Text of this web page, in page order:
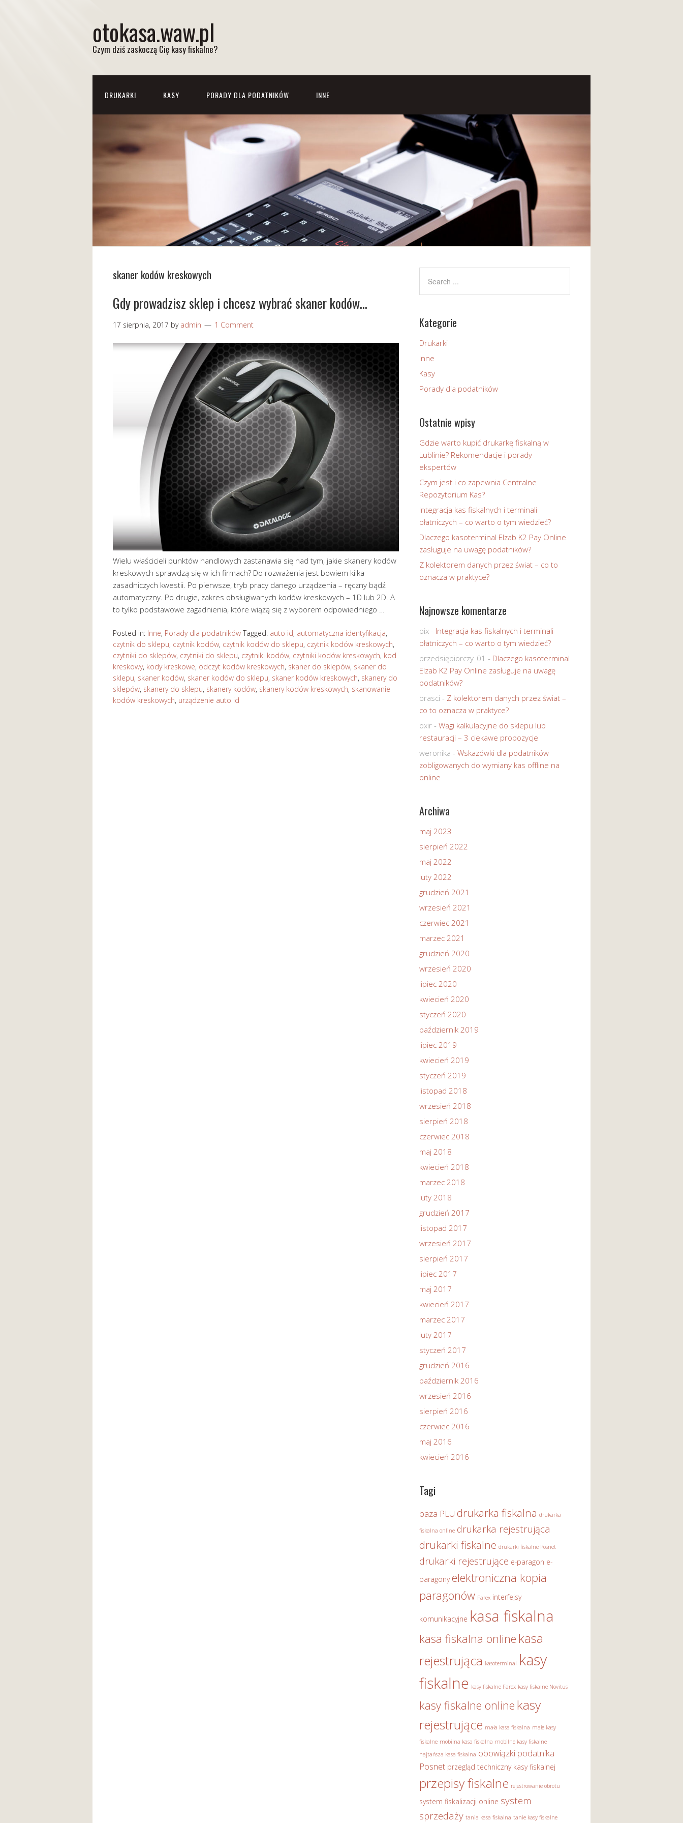
otokasa.waw.pl
Czym dziś zaskoczą Cię kasy fiskalne?
DRUKARKI KASY PORADY DLA PODATNIKÓW INNE
skaner kodów kreskowych
Gdy prowadzisz sklep i chcesz wybrać skaner kodów…
17 sierpnia, 2017 by admin 1 Comment
Wielu właścicieli punktów handlowych zastanawia się nad tym, jakie skanery kodów
kreskowych sprawdzą się w ich firmach? Do rozważenia jest bowiem kilka
zasadniczych kwestii. Po pierwsze, tryb pracy danego urządzenia – ręczny bądź
automatyczny. Po drugie, zakres obsługiwanych kodów kreskowych – 1D lub 2D. A
to tylko podstawowe zagadnienia, które wiążą się z wyborem odpowiedniego …
Posted in: Inne, Porady dla podatników Tagged: auto id, automatyczna identyfikacja,
czytnik do sklepu, czytnik kodów, czytnik kodów do sklepu, czytnik kodów kreskowych,
czytniki do sklepów, czytniki do sklepu, czytniki kodów, czytniki kodów kreskowych, kod
kreskowy, kody kreskowe, odczyt kodów kreskowych, skaner do sklepów, skaner do
sklepu, skaner kodów, skaner kodów do sklepu, skaner kodów kreskowych, skanery do
sklepów, skanery do sklepu, skanery kodów, skanery kodów kreskowych, skanowanie
kodów kreskowych, urządzenie auto id
Kategorie
Drukarki
Inne
Kasy
Porady dla podatników
Ostatnie wpisy
Gdzie warto kupić drukarkę fiskalną w
Lublinie? Rekomendacje i porady
ekspertów
Czym jest i co zapewnia Centralne
Repozytorium Kas?
Integracja kas fiskalnych i terminali
płatniczych – co warto o tym wiedzieć?
Dlaczego kasoterminal Elzab K2 Pay Online
zasługuje na uwagę podatników?
Z kolektorem danych przez świat – co to
oznacza w praktyce?
Najnowsze komentarze
pix - Integracja kas fiskalnych i terminali
płatniczych – co warto o tym wiedzieć?
przedsiębiorczy_01 - Dlaczego kasoterminal
Elzab K2 Pay Online zasługuje na uwagę
podatników?
brasci - Z kolektorem danych przez świat –
co to oznacza w praktyce?
oxir - Wagi kalkulacyjne do sklepu lub
restauracji – 3 ciekawe propozycje
weronika - Wskazówki dla podatników
zobligowanych do wymiany kas offline na
online
Archiwa
maj 2023
sierpień 2022
maj 2022
luty 2022
grudzień 2021
wrzesień 2021
czerwiec 2021
marzec 2021
grudzień 2020
wrzesień 2020
lipiec 2020
kwiecień 2020
styczeń 2020
październik 2019
lipiec 2019
kwiecień 2019
styczeń 2019
listopad 2018
wrzesień 2018
sierpień 2018
czerwiec 2018
maj 2018
kwiecień 2018
marzec 2018
luty 2018
grudzień 2017
listopad 2017
wrzesień 2017
sierpień 2017
lipiec 2017
maj 2017
kwiecień 2017
marzec 2017
luty 2017
styczeń 2017
grudzień 2016
październik 2016
wrzesień 2016
sierpień 2016
czerwiec 2016
maj 2016
kwiecień 2016
Tagi
baza PLU drukarka fiskalna drukarka
fiskalna online drukarka rejestrująca
drukarki fiskalne drukarki fiskalne Posnet
drukarki rejestrujące e-paragon e-
paragony elektroniczna kopia
paragonów Farex interfejsy
komunikacyjne kasa fiskalna
kasa fiskalna online kasa
rejestrująca kasoterminal kasy
fiskalne kasy fiskalne Farex kasy fiskalne Novitus
kasy fiskalne online kasy
rejestrujące mała kasa fiskalna małe kasy
fiskalne mobilna kasa fiskalna mobilne kasy fiskalne
najtańsza kasa fiskalna obowiązki podatnika
Posnet przegląd techniczny kasy fiskalnej
przepisy fiskalne rejestrowanie obrotu
system fiskalizacji online system
sprzedaży tania kasa fiskalna tanie kasy fiskalne